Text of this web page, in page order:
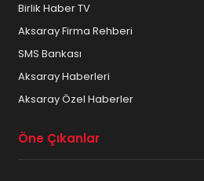
Birlik Haber TV
Aksaray Firma Rehberi
SMS Bankası
Aksaray Haberleri
Aksaray Özel Haberler
Öne Çıkanlar